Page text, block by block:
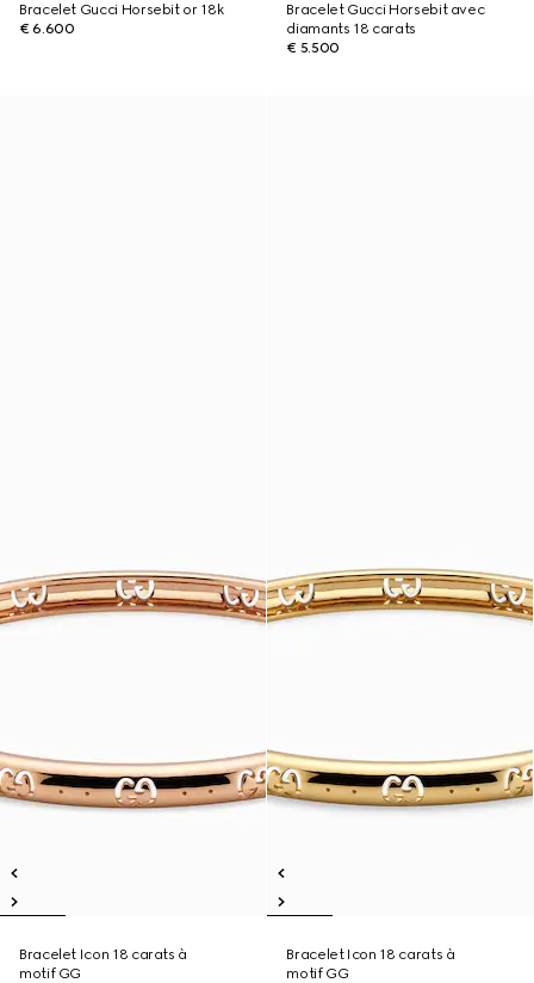
Bracelet Gucci Horsebit or 18k
€ 6.600
Bracelet Gucci Horsebit avec
diamants 18 carats
€ 5.500
Bracelet Icon 18 carats à
motif GG
Bracelet Icon 18 carats à
motif GG